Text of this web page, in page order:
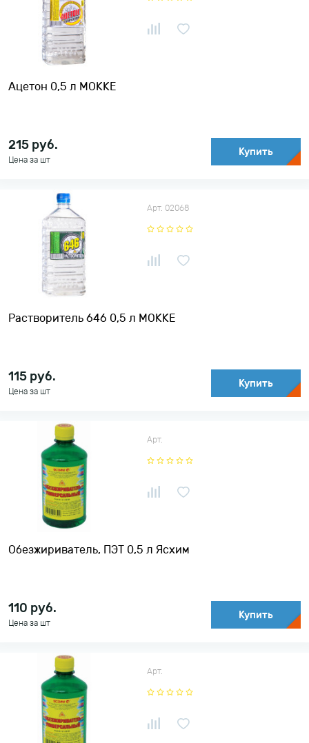
Ацетон 0,5 л MOKKE
215 руб.
Цена за шт
Купить
Растворитель 646 0,5 л MOKKE
Арт. 02068
115 руб.
Цена за шт
Купить
Обезжириватель, ПЭТ 0,5 л Ясхим
Арт.
110 руб.
Цена за шт
Купить
Арт.